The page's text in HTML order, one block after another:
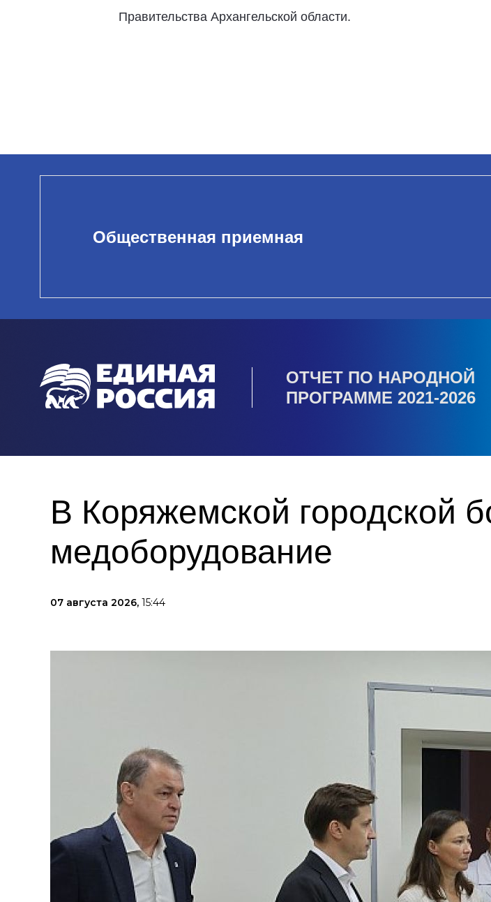
Правительства Архангельской области.
Общественная приемная
ОТЧЕТ ПО НАРОДНОЙ
ПРОГРАММЕ 2021-2026
В Коряжемской городской
медоборудование
07 августа 2026, 15:44